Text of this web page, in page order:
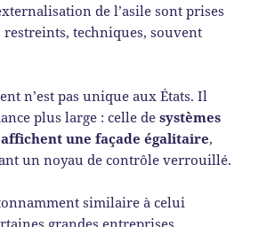
de l’asile sont prises
restreints, techniques, souvent
n’est pas unique aux États. Il
plus large : celle desystèmes
une façade égalitaire,
un noyau de contrôle verrouillé.
similaire à celui
grandes entreprises